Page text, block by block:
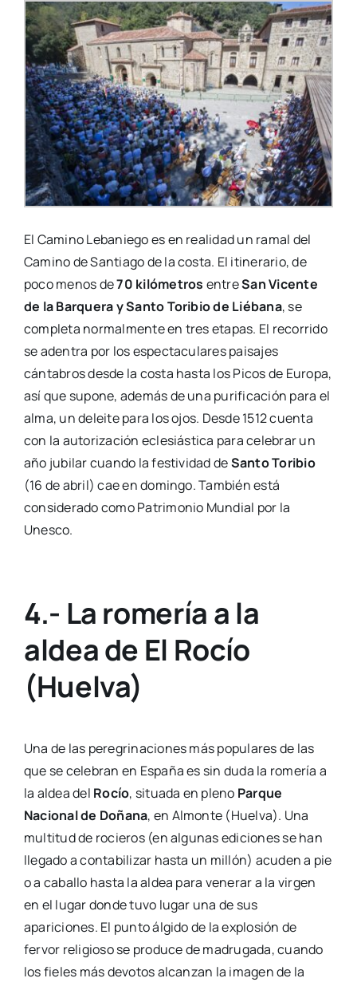
El Camino Lebaniego es en realidad un ramal del
Camino de Santiago de la costa. El itinerario, de
poco menos de70 kilómetros entreSan Vicente
de la Barquera y Santo Toribio de Liébana, se
completa normalmente en tres etapas. El recorrido
se adentra por los espectaculares paisajes
cántabros desde la costa hasta los Picos de Europa,
así que supone, además de una purificación para el
alma, un deleite para los ojos. Desde 1512 cuenta
con la autorización eclesiástica para celebrar un
año jubilar cuando la festividad deSanto Toribio
(16 de abril) cae en domingo. También está
considerado como Patrimonio Mundial por la
Unesco.
4.- La romería a la
aldea de El Rocío
(Huelva)
Una de las peregrinaciones más populares de las
que se celebran en España es sin duda la romería a
la aldea del Rocío, situada en pleno Parque
Nacional de Doñana, en Almonte (Huelva). Una
multitud de rocieros (en algunas ediciones se han
llegado a contabilizar hasta un millón) acuden a pie
o a caballo hasta la aldea para venerar a la virgen
en el lugar donde tuvo lugar una de sus
apariciones. El punto álgido de la explosión de
fervor religioso se produce de madrugada, cuando
los fieles más devotos alcanzan la imagen de la